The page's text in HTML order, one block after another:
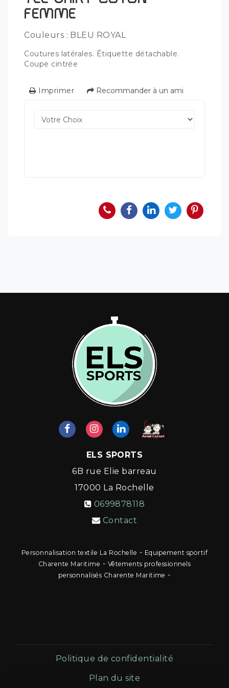
FEMME
Couleurs : BLEU ROYAL
Coutures latérales. Étiquette détachable.
Coupe cintrée
Imprimer Recommander à un ami
ELS SPORTS
6B rue Elie barreau
17000 La Rochelle
0699878118
Contact
Personnalisation textile La Rochelle - Equipement sportif
Charente Maritime - Vêtements professionnels
personnalisés Charente Maritime -
Politique de confidentialité
Plan du site